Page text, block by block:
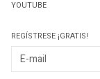
YOUTUBE
REGÍSTRESE ¡GRATIS!